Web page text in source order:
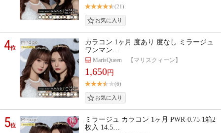
(21)
4位
カラコン 1ヶ月 度あり 度なし ミラージュ
ワンマン…
MarisQueen 【マリスクィーン】
1,650円
(6)
5位
ミラージュ カラコン 1ヶ月 PWR-0.75 1箱2
枚入 14.5…